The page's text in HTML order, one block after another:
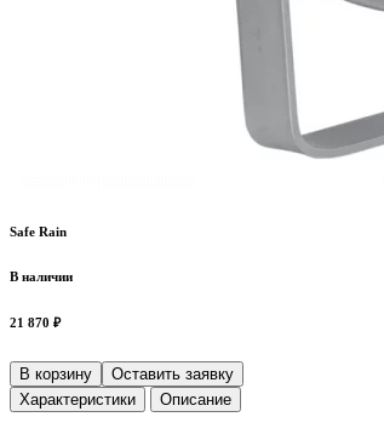
Safe Rain
В наличии
21 870 ₽
В корзину
Оставить заявку
Характеристики
Описание